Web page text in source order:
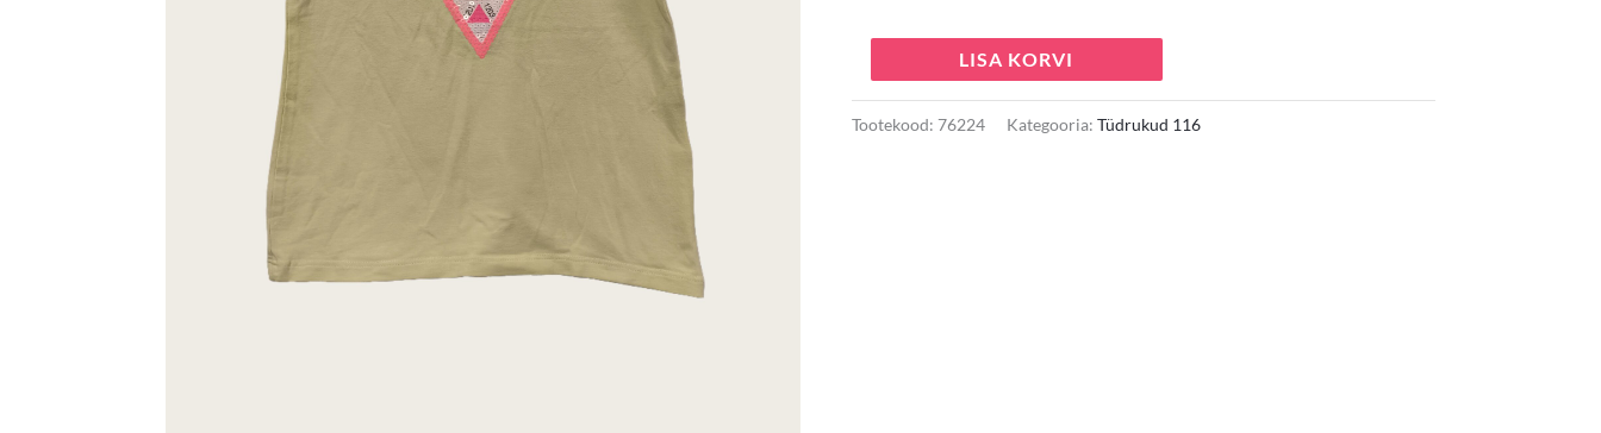
LISA KORVI
Tootekood: 76224 Kategooria: Tüdrukud 116